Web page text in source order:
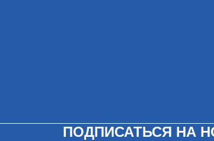
ПОДПИСАТЬСЯ НА